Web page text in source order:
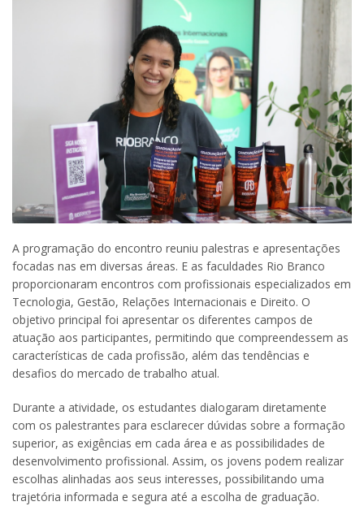
A programação do encontro reuniu palestras e apresentações
focadas nas em diversas áreas. E as faculdades Rio Branco
proporcionaram encontros com profissionais especializados em
Tecnologia, Gestão, Relações Internacionais e Direito. O
objetivo principal foi apresentar os diferentes campos de
atuação aos participantes, permitindo que compreendessem as
características de cada profissão, além das tendências e
desafios do mercado de trabalho atual.
Durante a atividade, os estudantes dialogaram diretamente
com os palestrantes para esclarecer dúvidas sobre a formação
superior, as exigências em cada área e as possibilidades de
desenvolvimento profissional. Assim, os jovens podem realizar
escolhas alinhadas aos seus interesses, possibilitando uma
trajetória informada e segura até a escolha de graduação.